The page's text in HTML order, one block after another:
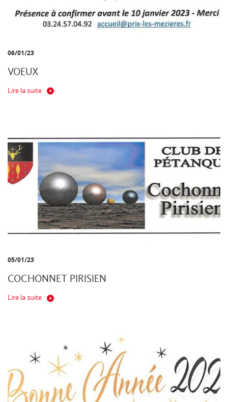
06/01/23
VOEUX
Lire la suite
05/01/23
COCHONNET PIRISIEN
Lire la suite